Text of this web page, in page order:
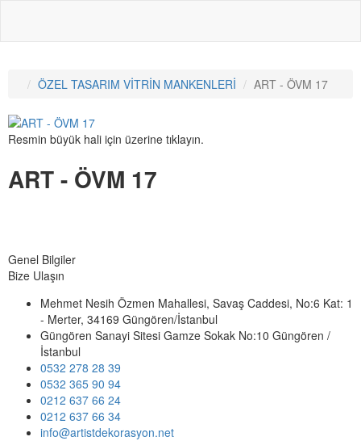
ÖZEL TASARIM VİTRİN MANKENLERİ ART - ÖVM 17
Resmin büyük hali için üzerine tıklayın.
ART - ÖVM 17
Genel Bilgiler
Bize Ulaşın
Mehmet Nesih Özmen Mahallesi, Savaş Caddesi, No:6 Kat: 1
- Merter, 34169 Güngören/İstanbul
Güngören Sanayi Sitesi Gamze Sokak No:10 Güngören /
İstanbul
0532 278 28 39
0532 365 90 94
0212 637 66 24
0212 637 66 34
info@artistdekorasyon.net